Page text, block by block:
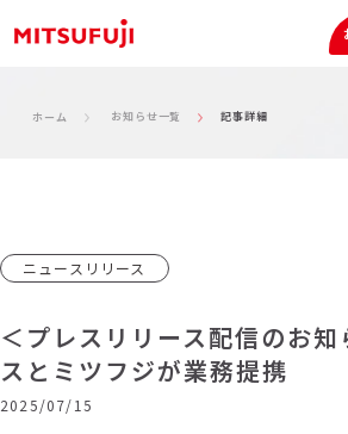
ホーム お知らせ一覧 記事詳細
ニュースリリース
＜プレスリリース配信のお知
スとミツフジが業務提携
2025/07/15